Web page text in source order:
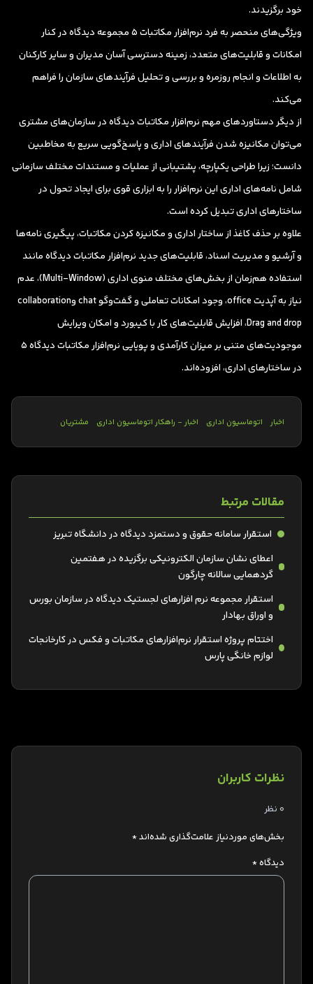
خود برگزیدند.
ویژگی‌های منحصر به فرد نرم‌افزار مکاتبات ۵ مجموعه دیدگاه در کنار
امکانات و قابلیت‌های متعدد، زمینه دسترسی آسان مدیران و سایر کارکنان
به اطلاعات و انجام روزمره و بررسی و تحلیل فرآیندهای سازمان را فراهم‌
می‌کند.
از دیگر دستاوردهای مهم نرم‌افزار مکاتبات دیدگاه در سازمان‌های مشتری
می‌توان مکانیزه شدن فرآیندهای اداری و پاسخ‌گویی سریع به مخاطبین
دانست؛ زیرا طراحی یکپارچه، پشتیبانی از عملیات و مستندات مختلف سازمانی
شامل نامه‌های اداری این نرم‌افزار را به ابزاری قوی برای ایجاد تحول در
ساختارهای اداری تبدیل کرده است.
علاوه بر حذف کاغذ از ساختار اداری و مکانیزه کردن مکاتبات، پیگیری نامه‌ها
و آرشیو و مدیریت اسناد، قابلیت‌های جدید نرم‌افزار مکاتبات دیدگاه مانند
استفاده هم‌زمان از بخش‌های مختلف منوی اداری (Multi-Window)، عدم
نیاز به آپدیت office، وجود امکانات تعاملی و گفت‌و‌گو chat وcollaboration
،Drag and drop افزایش قابلیت‌های کار با کیبورد و امکان ویرایش
موجودیت‌های متنی بر میزان کارآمدی و پویایی نرم‌افزار مکاتبات دیدگاه ۵
در ساختار‌های اداری، افزوده‌اند.
اخبار اتوماسیون اداری اخبار - راهکار اتوماسیون اداری مشتریان
مقالات مرتبط
استقرار سامانه حقوق و دستمزد دیدگاه در دانشگاه تبریز
اعطای نشان سازمان الکترونیکی برگزیده در هفتمین
گردهمایی سالانه چارگون
استقرار مجموعه نرم افزارهای لجستیک دیدگاه در سازمان بورس
و اوراق بهادار
اختتام پروژه استقرار نرم‌افزارهای مکاتبات و فکس در کارخانجات
لوازم خانگی پارس
نظرات کاربران
0 نظر
بخش‌های موردنیاز علامت‌گذاری شده‌اند*
دیدگاه*